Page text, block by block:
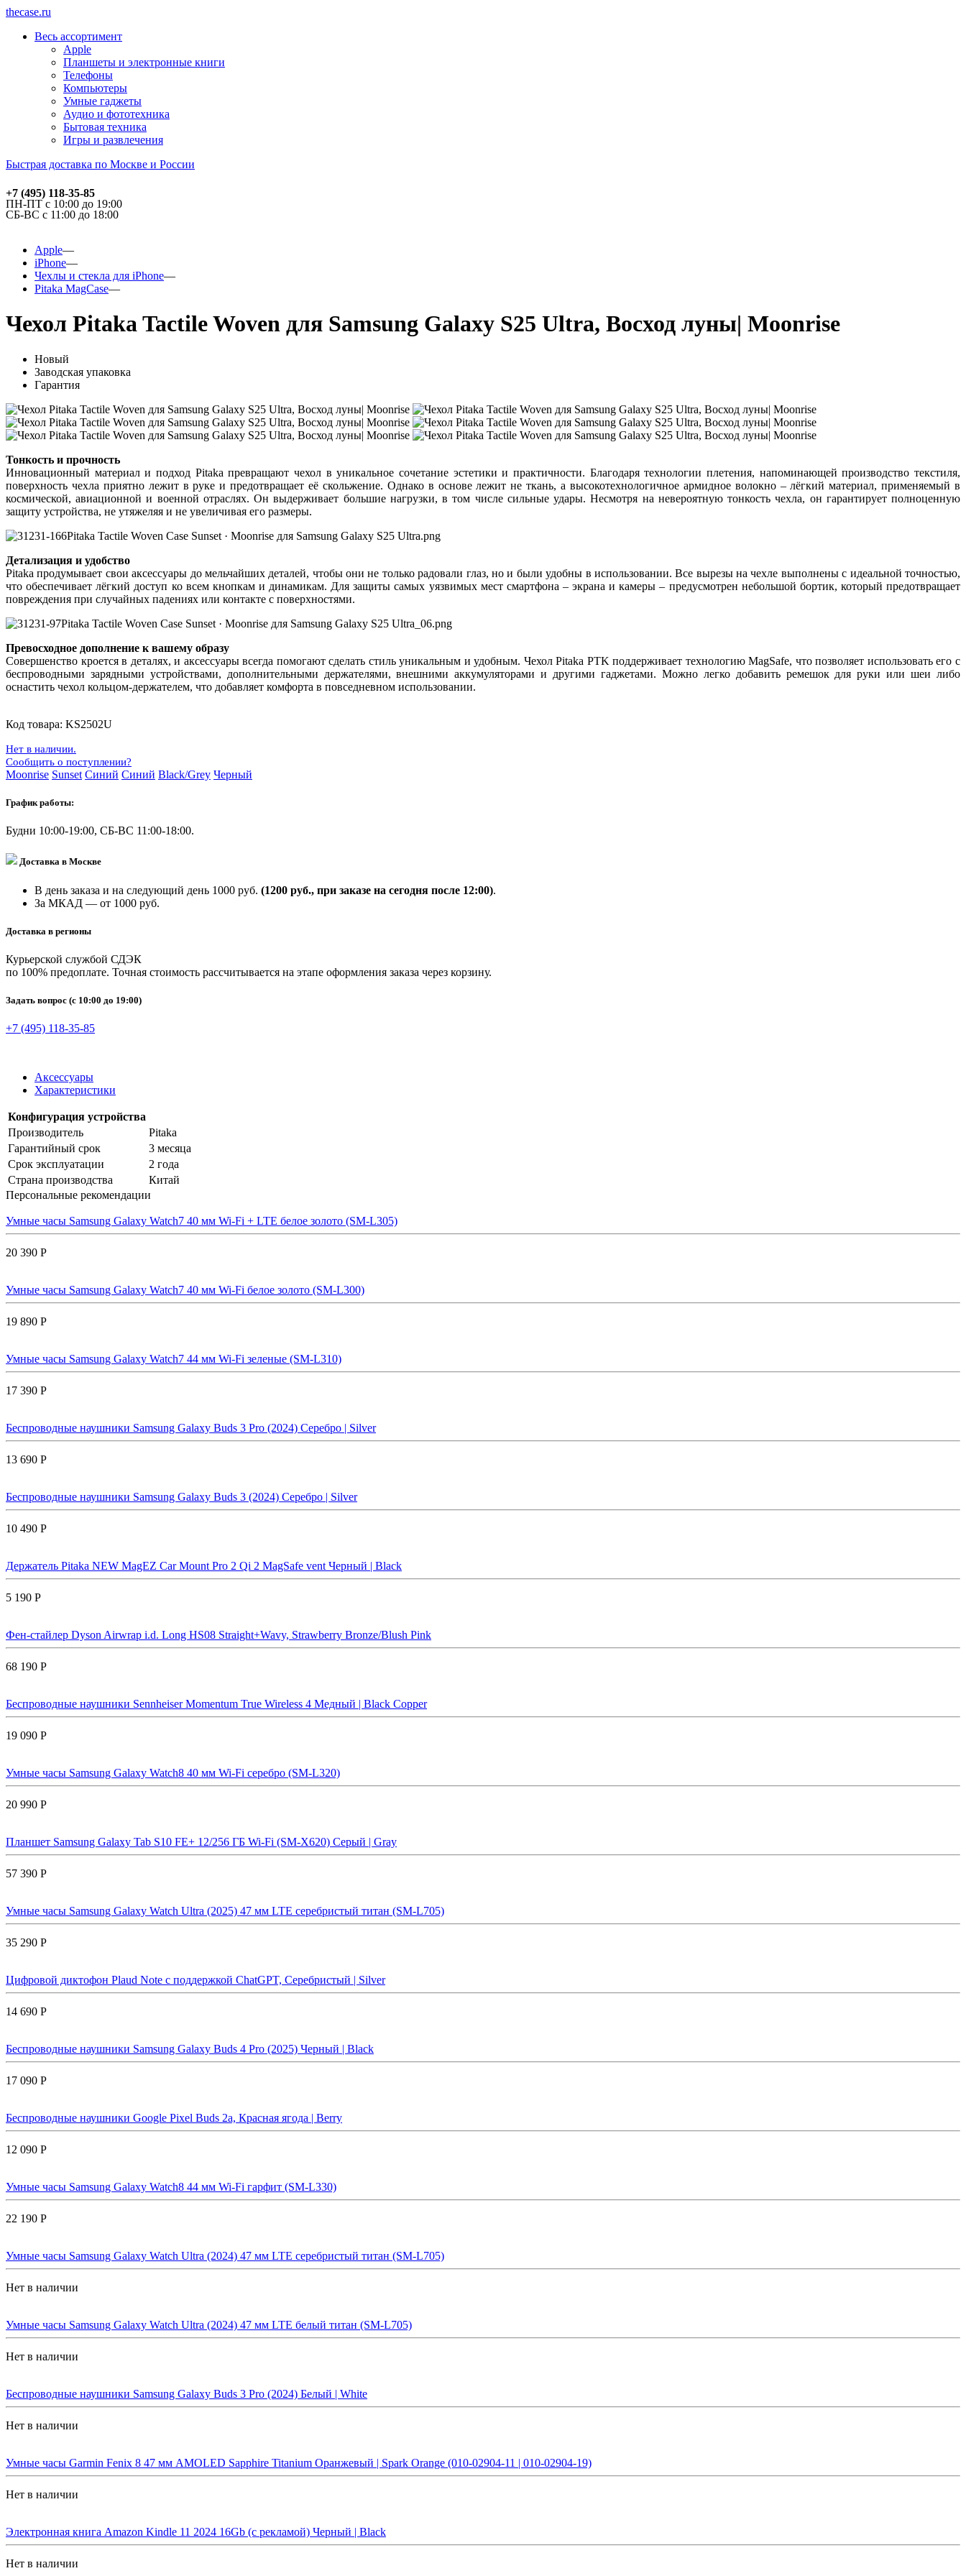
thecase.ru
Весь ассортимент
Apple
Планшеты и электронные книги
Телефоны
Компьютеры
Умные гаджеты
Аудио и фототехника
Бытовая техника
Игры и развлечения
Быстрая доставка по Москве и России
+7 (495) 118-35-85
ПН-ПТ с 10:00 до 19:00
СБ-ВС с 11:00 до 18:00
Apple
iPhone
Чехлы и стекла для iPhone
Pitaka MagCase
Чехол Pitaka Tactile Woven для Samsung Galaxy S25 Ultra, Восход луны| Moonrise
Новый
Заводская упаковка
Гарантия
Тонкость и прочность
Инновационный материал и подход Pitaka превращают чехол в уникальное сочетание эстетики и практичности. Благодаря технологии плетения, напоминающей производство текстиля,
поверхность чехла приятно лежит в руке и предотвращает её скольжение. Однако в основе лежит не ткань, а высокотехнологичное армидное волокно – лёгкий материал, применяемый в
космической, авиационной и военной отраслях. Он выдерживает большие нагрузки, в том числе сильные удары. Несмотря на невероятную тонкость чехла, он гарантирует полноценную
защиту устройства, не утяжеляя и не увеличивая его размеры.
Детализация и удобство
Pitaka продумывает свои аксессуары до мельчайших деталей, чтобы они не только радовали глаз, но и были удобны в использовании. Все вырезы на чехле выполнены с идеальной точностью,
что обеспечивает лёгкий доступ ко всем кнопкам и динамикам. Для защиты самых уязвимых мест смартфона – экрана и камеры – предусмотрен небольшой бортик, который предотвращает
повреждения при случайных падениях или контакте с поверхностями.
Превосходное дополнение к вашему образу
Совершенство кроется в деталях, и аксессуары всегда помогают сделать стиль уникальным и удобным. Чехол Pitaka PTK поддерживает технологию MagSafe, что позволяет использовать его с
беспроводными зарядными устройствами, дополнительными держателями, внешними аккумуляторами и другими гаджетами. Можно легко добавить ремешок для руки или шеи либо
оснастить чехол кольцом-держателем, что добавляет комфорта в повседневном использовании.
Код товара: KS2502U
Нет в наличии.
Сообщить о поступлении?
Moonrise Sunset Синий Синий Black/Grey Черный
График работы:
Будни 10:00-19:00, СБ-ВС 11:00-18:00.
Доставка в Москве
В день заказа и на следующий день 1000 руб. (1200 руб., при заказе на сегодня после 12:00).
За МКАД — от 1000 руб.
Доставка в регионы
Курьерской службой СДЭК
по 100% предоплате. Точная стоимость рассчитывается на этапе оформления заказа через корзину.
Задать вопрос (с 10:00 до 19:00)
+7 (495) 118-35-85
Аксессуары
Характеристики
Конфигурация устройства
Производитель
Pitaka
Гарантийный срок
3 месяца
Срок эксплуатации
2 года
Страна производства
Китай
Персональные рекомендации
Умные часы Samsung Galaxy Watch7 40 мм Wi-Fi + LTE белое золото (SM-L305)
20 390 Р
Умные часы Samsung Galaxy Watch7 40 мм Wi-Fi белое золото (SM-L300)
19 890 Р
Умные часы Samsung Galaxy Watch7 44 мм Wi-Fi зеленые (SM-L310)
17 390 Р
Беспроводные наушники Samsung Galaxy Buds 3 Pro (2024) Серебро | Silver
13 690 Р
Беспроводные наушники Samsung Galaxy Buds 3 (2024) Серебро | Silver
10 490 Р
Держатель Pitaka NEW MagEZ Car Mount Pro 2 Qi 2 MagSafe vent Черный | Black
5 190 Р
Фен-стайлер Dyson Airwrap i.d. Long HS08 Straight+Wavy, Strawberry Bronze/Blush Pink
68 190 Р
Беспроводные наушники Sennheiser Momentum True Wireless 4 Медный | Black Copper
19 090 Р
Умные часы Samsung Galaxy Watch8 40 мм Wi-Fi серебро (SM-L320)
20 990 Р
Планшет Samsung Galaxy Tab S10 FE+ 12/256 ГБ Wi-Fi (SM-X620) Серый | Gray
57 390 Р
Умные часы Samsung Galaxy Watch Ultra (2025) 47 мм LTE серебристый титан (SM-L705)
35 290 Р
Цифровой диктофон Plaud Note с поддержкой ChatGPT, Серебристый | Silver
14 690 Р
Беспроводные наушники Samsung Galaxy Buds 4 Pro (2025) Черный | Black
17 090 Р
Беспроводные наушники Google Pixel Buds 2a, Красная ягода | Berry
12 090 Р
Умные часы Samsung Galaxy Watch8 44 мм Wi-Fi гарфит (SM-L330)
22 190 Р
Умные часы Samsung Galaxy Watch Ultra (2024) 47 мм LTE серебристый титан (SM-L705)
Нет в наличии
Умные часы Samsung Galaxy Watch Ultra (2024) 47 мм LTE белый титан (SM-L705)
Нет в наличии
Беспроводные наушники Samsung Galaxy Buds 3 Pro (2024) Белый | White
Нет в наличии
Умные часы Garmin Fenix 8 47 мм AMOLED Sapphire Titanium Оранжевый | Spark Orange (010-02904-11 | 010-02904-19)
Нет в наличии
Электронная книга Amazon Kindle 11 2024 16Gb (с рекламой) Черный | Black
Нет в наличии